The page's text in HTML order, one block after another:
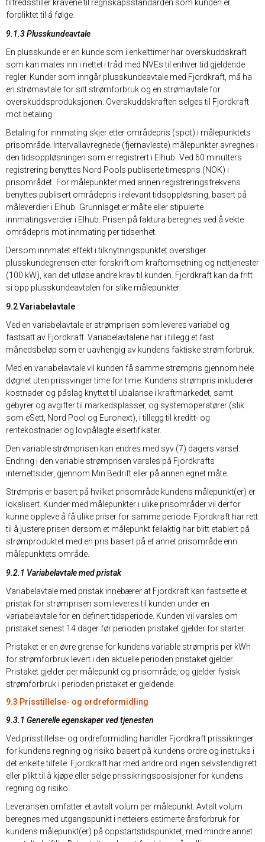
tilfredsstiller kravene til regnskapsstandarden som kunden er
forpliktet til å følge.
9.1.3 Plusskundeavtale
En plusskunde er en kunde som i enkelttimer har overskuddskraft
som kan mates inn i nettet i tråd med NVEs til enhver tid gjeldende
regler. Kunder som inngår plusskundeavtale med Fjordkraft, må ha
en strømavtale for sitt strømforbruk og en strømavtale for
overskuddsproduksjonen. Overskuddskraften selges til Fjordkraft
mot betaling.
Betaling for innmating skjer etter områdepris (spot) i målepunktets
prisområde. Intervallavregnede (fjernavleste) målepunkter avregnes i
den tidsoppløsningen som er registrert i Elhub. Ved 60 minutters
registrering benyttes Nord Pools publiserte timespris (NOK) i
prisområdet. For målepunkter med annen registreringsfrekvens
benyttes publisert områdepris i relevant tidsoppløsning, basert på
måleverdier i Elhub. Grunnlaget er målte eller stipulerte
innmatingsverdier i Elhub. Prisen på faktura beregnes ved å vekte
områdepris mot innmating per tidsenhet.
Dersom innmatet effekt i tilknytningspunktet overstiger
plusskundegrensen etter forskrift om kraftomsetning og nettjenester
(100 kW), kan det utløse andre krav til kunden. Fjordkraft kan da fritt
si opp plusskundeavtalen for slike målepunkter.
9.2 Variabelavtale
Ved en variabelavtale er strømprisen som leveres variabel og
fastsatt av Fjordkraft. Variabelavtalene har i tillegg et fast
månedsbeløp som er uavhengig av kundens faktiske strømforbruk.
Med en variabelavtale vil kunden få samme strømpris gjennom hele
døgnet uten prissvinger time for time. Kundens strømpris inkluderer
kostnader og påslag knyttet til ubalanse i kraftmarkedet, samt
gebyrer og avgifter til markedsplasser, og systemoperatører (slik
som eSett, Nord Pool og Euronext), i tillegg til kreditt- og
rentekostnader og lovpålagte elsertifikater.
Den variable strømprisen kan endres med syv (7) dagers varsel.
Endring i den variable strømprisen varsles på Fjordkrafts
internettsider, gjennom Min Bedrift eller på annen egnet måte.
Strømpris er basert på hvilket prisområde kundens målepunkt(er) er
lokalisert. Kunder med målepunkter i ulike prisområder vil derfor
kunne oppleve å få ulike priser for samme periode. Fjordkraft har rett
til å justere prisen dersom et målepunkt feilaktig har blitt etablert på
strømproduktet med en pris basert på et annet prisområde enn
målepunktets område.
9.2.1 Variabelavtale med pristak
Variabelavtale med pristak innebærer at Fjordkraft kan fastsette et
pristak for strømprisen som leveres til kunden under en
variabelavtale for en definert tidsperiode. Kunden vil varsles om
pristaket senest 14 dager før perioden pristaket gjelder for starter.
Pristaket er en øvre grense for kundens variable strømpris per kWh
for strømforbruk levert i den aktuelle perioden pristaket gjelder.
Pristaket gjelder per målepunkt og prisområde, og gjelder fysisk
strømforbruk i perioden pristaket er gjeldende.
9.3 Prisstillelse- og ordreformidling
9.3.1 Generelle egenskaper ved tjenesten
Ved prisstillelse- og ordreformidling handler Fjordkraft prissikringer
for kundens regning og risiko basert på kundens ordre og instruks i
det enkelte tilfelle. Fjordkraft har med andre ord ingen selvstendig rett
eller plikt til å kjøpe eller selge prissikringsposisjoner for kundens
regning og risiko.
Leveransen omfatter et avtalt volum per målepunkt. Avtalt volum
beregnes med utgangspunkt i netteiers estimerte årsforbruk for
kundens målepunkt(er) på oppstartstidspunktet, med mindre annet